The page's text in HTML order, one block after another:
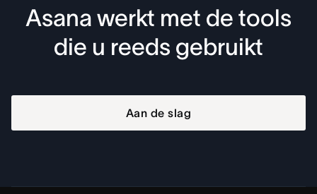
Asana werkt met de tools
die u reeds gebruikt
Aan de slag